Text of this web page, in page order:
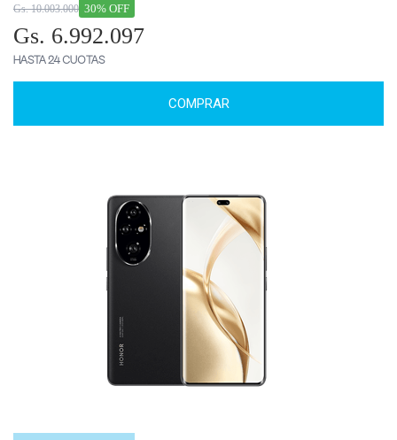
30% OFF
Gs. 10.003.000
Gs. 6.992.097
HASTA 24 CUOTAS
COMPRAR